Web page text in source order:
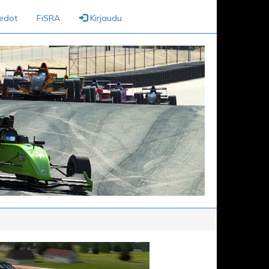
FiSRA Kirjaudu